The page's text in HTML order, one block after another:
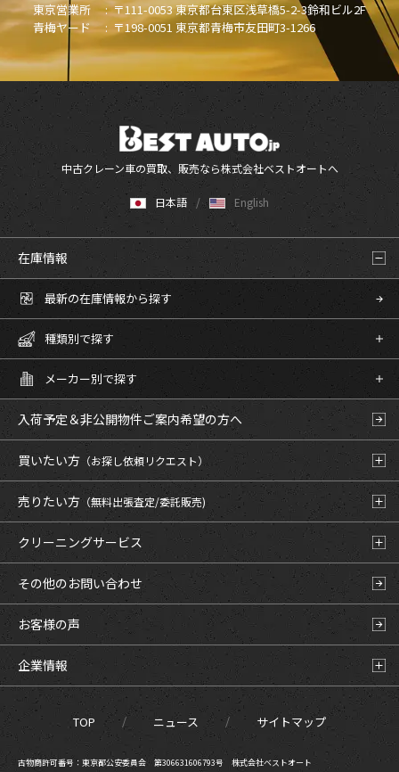
東京営業所 : 〒111-0053 東京都台東区浅草橋5-2-3鈴和ビル2F
青梅ヤード : 〒198-0051 東京都青梅市友田町3-1266
中古クレーン車の買取、販売なら株式会社ベストオートへ
日本語 English
在庫情報
最新の在庫情報から探す
種類別で探す
メーカー別で探す
入荷予定＆非公開物件ご案内希望の方へ
買いたい方 （お探し依頼リクエスト）
売りたい方（無料出張査定/委託販売)
クリーニングサービス
その他のお問い合わせ
お客様の声
企業情報
TOP ニュース サイトマップ
古物商許可番号：東京都公安委員会 第306631606793号 株式会社ベストオート